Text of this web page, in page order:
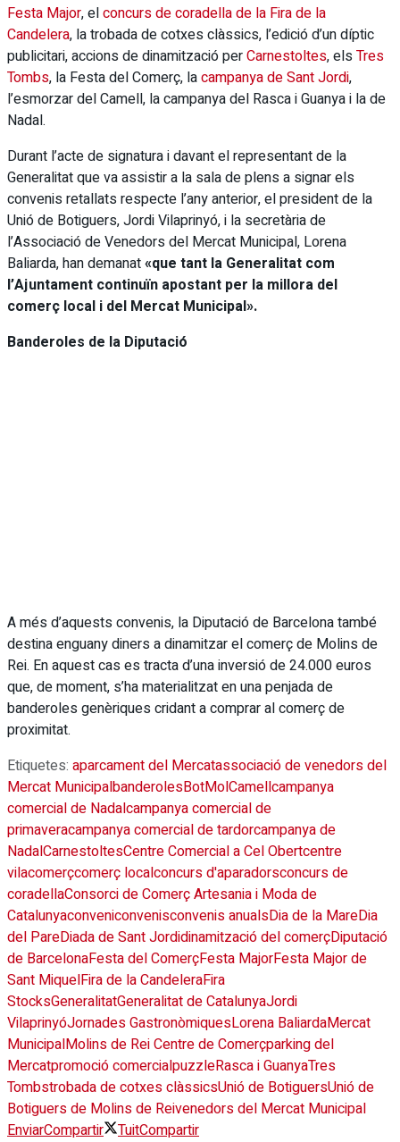
Festa Major, elconcurs de coradella de la Fira de la
Candelera, la trobada de cotxes clàssics, l’edició d’un díptic
publicitari, accions de dinamització perCarnestoltes, elsTres
Tombs, la Festa del Comerç, lacampanya de Sant Jordi,
l’esmorzar del Camell, la campanya del Rasca i Guanya i la de
Nadal.
Durant l’acte de signatura i davant el representant de la
Generalitat que va assistir a la sala de plens a signar els
convenis retallats respecte l’any anterior, el president de la
Unió de Botiguers, Jordi Vilaprinyó, i la secretària de
l’Associació de Venedors del Mercat Municipal, Lorena
Baliarda, han demanat«que tant la Generalitat com
l’Ajuntament continuïn apostant per la millora del
comerç local i del Mercat Municipal».
Banderoles de la Diputació
A més d’aquests convenis, la Diputació de Barcelona també
destina enguany diners a dinamitzar el comerç de Molins de
Rei. En aquest cas es tracta d’una inversió de 24.000 euros
que, de moment, s’ha materialitzat en una penjada de
banderoles genèriques cridant a comprar al comerç de
proximitat.
Etiquetes: aparcament del Mercatassociació de venedors del
Mercat MunicipalbanderolesBotMolCamellcampanya
comercial de Nadalcampanya comercial de
primaveracampanya comercial de tardorcampanya de
NadalCarnestoltesCentre Comercial a Cel Obertcentre
vilacomerçcomerç localconcurs d'aparadorsconcurs de
coradellaConsorci de Comerç Artesania i Moda de
Catalunyaconveniconvenisconvenis anualsDia de la MareDia
del PareDiada de Sant Jordidinamització del comerçDiputació
de BarcelonaFesta del ComerçFesta MajorFesta Major de
Sant MiquelFira de la CandeleraFira
StocksGeneralitatGeneralitat de CatalunyaJordi
VilaprinyóJornades GastronòmiquesLorena BaliardaMercat
MunicipalMolins de Rei Centre de Comerçparking del
Mercatpromoció comercialpuzzleRasca i GuanyaTres
Tombstrobada de cotxes clàssicsUnió de BotiguersUnió de
Botiguers de Molins de Reivenedors del Mercat Municipal
EnviarCompartir TuitCompartir